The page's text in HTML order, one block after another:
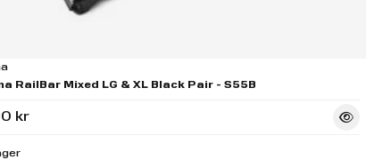
RailBar Mixed LG & XL Black Pair - S55B
kr